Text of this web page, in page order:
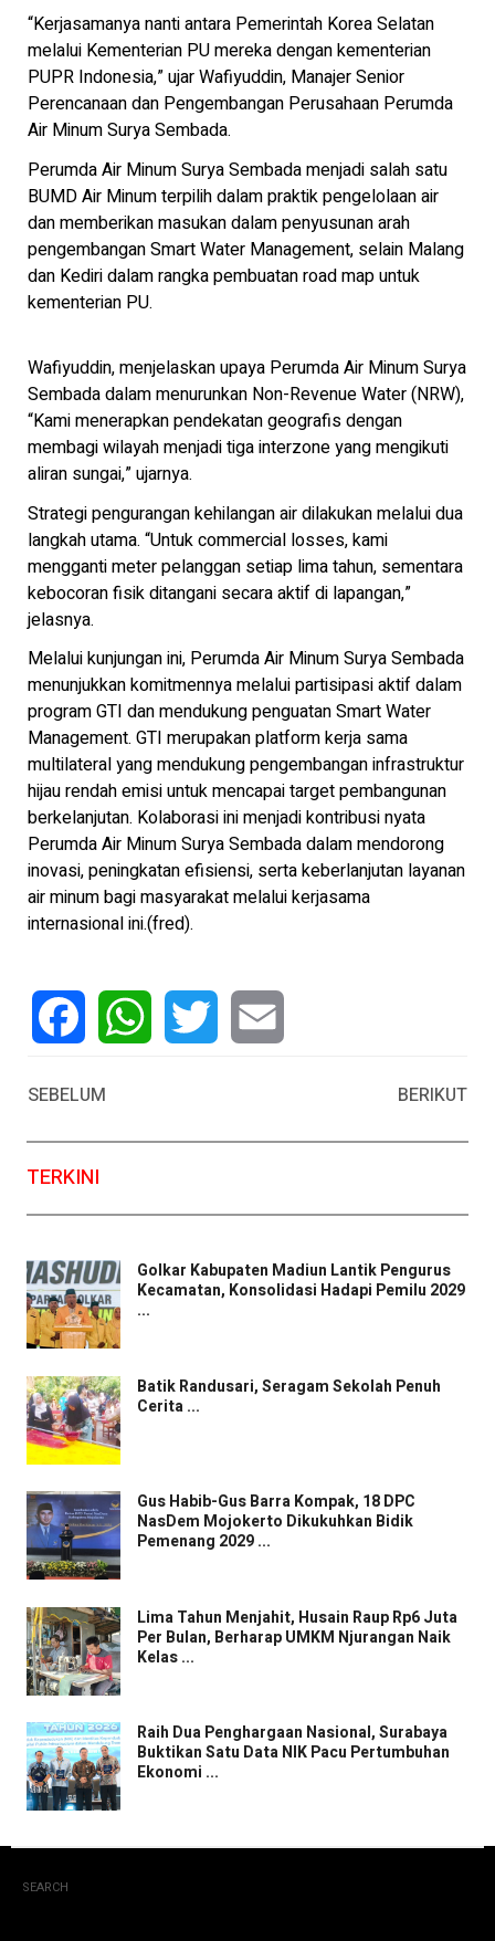
“Kerjasamanya nanti antara Pemerintah Korea Selatan
melalui Kementerian PU mereka dengan kementerian
PUPR Indonesia,” ujar Wafiyuddin, Manajer Senior
Perencanaan dan Pengembangan Perusahaan Perumda
Air Minum Surya Sembada.
Perumda Air Minum Surya Sembada menjadi salah satu
BUMD Air Minum terpilih dalam praktik pengelolaan air
dan memberikan masukan dalam penyusunan arah
pengembangan Smart Water Management, selain Malang
dan Kediri dalam rangka pembuatan road map untuk
kementerian PU.
Wafiyuddin, menjelaskan upaya Perumda Air Minum Surya
Sembada dalam menurunkan Non-Revenue Water (NRW),
“Kami menerapkan pendekatan geografis dengan
membagi wilayah menjadi tiga interzone yang mengikuti
aliran sungai,” ujarnya.
Strategi pengurangan kehilangan air dilakukan melalui dua
langkah utama. “Untuk commercial losses, kami
mengganti meter pelanggan setiap lima tahun, sementara
kebocoran fisik ditangani secara aktif di lapangan,”
jelasnya.
Melalui kunjungan ini, Perumda Air Minum Surya Sembada
menunjukkan komitmennya melalui partisipasi aktif dalam
program GTI dan mendukung penguatan Smart Water
Management. GTI merupakan platform kerja sama
multilateral yang mendukung pengembangan infrastruktur
hijau rendah emisi untuk mencapai target pembangunan
berkelanjutan. Kolaborasi ini menjadi kontribusi nyata
Perumda Air Minum Surya Sembada dalam mendorong
inovasi, peningkatan efisiensi, serta keberlanjutan layanan
air minum bagi masyarakat melalui kerjasama
internasional ini.(fred).
SEBELUM
BERIKUT
TERKINI
Golkar Kabupaten Madiun Lantik Pengurus
Kecamatan, Konsolidasi Hadapi Pemilu 2029
...
Batik Randusari, Seragam Sekolah Penuh
Cerita ...
Gus Habib-Gus Barra Kompak, 18 DPC
NasDem Mojokerto Dikukuhkan Bidik
Pemenang 2029 ...
Lima Tahun Menjahit, Husain Raup Rp6 Juta
Per Bulan, Berharap UMKM Njurangan Naik
Kelas ...
Raih Dua Penghargaan Nasional, Surabaya
Buktikan Satu Data NIK Pacu Pertumbuhan
Ekonomi ...
SEARCH